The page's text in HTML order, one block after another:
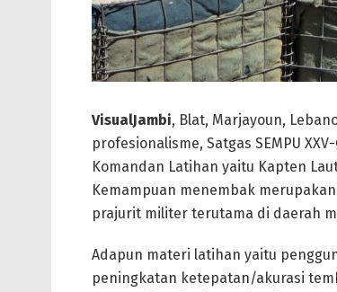
VisualJambi, Blat, Marjayoun,
profesionalisme, Satgas SEMPU
Komandan Latihan yaitu Kapten
Kemampuan menembak
prajurit militer terutama di daerah
Adapun materi latihan yaitu
peningkatan ketepatan/akurasi